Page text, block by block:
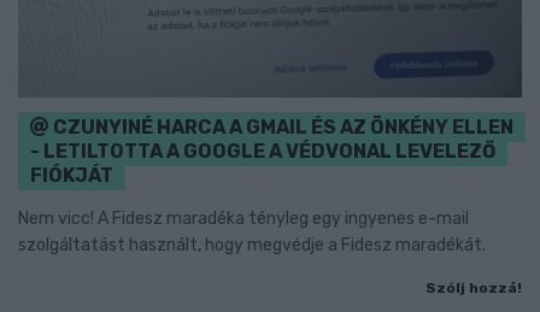
CZUNYINÉ HARCA A GMAIL ÉS AZ ÖNKÉNY ELLEN
- LETILTOTTA A GOOGLE A VÉDVONAL LEVELEZŐ
FIÓKJÁT
Nem vicc! A Fidesz maradéka tényleg egy ingyenes e-mail
szolgáltatást használt, hogy megvédje a Fidesz maradékát.
Szólj hozzá!